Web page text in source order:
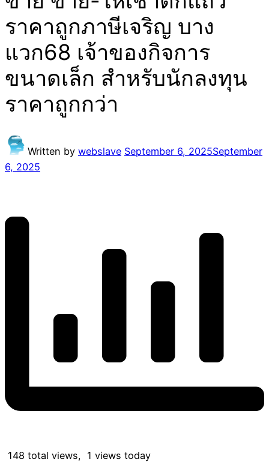
ราคาถูกภาษีเจริญ บาง
แวก68 เจ้าของกิจการ
ขนาดเล็ก สำหรับนักลงทุน
ราคาถูกกว่า
Written by webslave September 6, 2025September
6, 2025
148 total views, 1 views today